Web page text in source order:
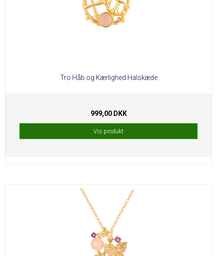
Tro Håb og Kærlighed Halskæde
999,00 DKK
Vis produkt